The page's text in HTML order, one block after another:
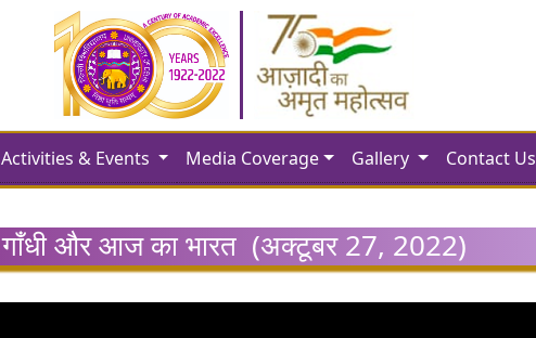
Activities & Events Media Coverage Gallery Contact Us
गाँधी और आज का भारत (अक्टूबर 27, 2022)